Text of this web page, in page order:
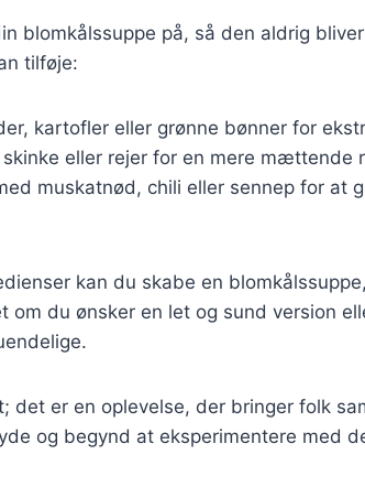
blomkålssuppe på, så den aldrig
tilføje:
kartofler eller grønne bønner for
eller rejer for en mere mættende
muskatnød, chili eller sennep for at
kan du skabe en
om du ønsker en let og sund version
det er en oplevelse, der bringer folk
og begynd at eksperimentere med